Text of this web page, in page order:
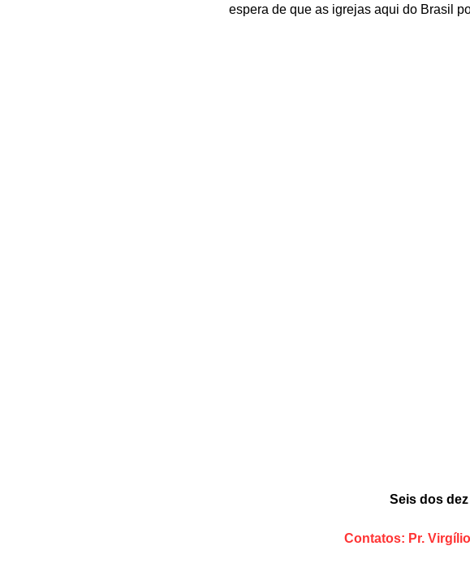
espera de que as igrejas aqui do Brasil
Seis dos
Contatos: Pr.